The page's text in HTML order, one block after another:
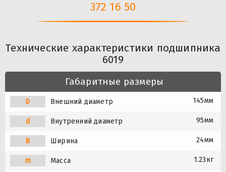
372 16 50
Технические характеристики подшипника
6019
Габаритные размеры
D Внешний диаметр 145мм
d Внутренний диаметр 95мм
B Ширина 24мм
m Масса 1.23кг